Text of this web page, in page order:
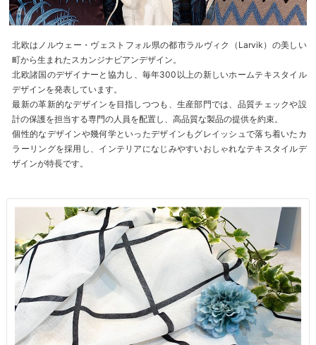
北欧はノルウェー・ヴェストフォル県の都市ラルヴィク（Larvik）の美しい
町から生まれたスカンジナビアンデザイン。
北欧諸国のデザイナーと協力し、毎年300以上の新しいホームテキスタイル
デザインを発表しています。
最新の革新的なデザインを目指しつつも、生産部門では、品質チェックや設
計の保護を担当する専門の人員を配置し、高品質な製品の提供を約束。
個性的なデザインや幾何学といったデザインもグレイッシュで落ち着いたカ
ラーリングを採用し、インテリアになじみやすいおしゃれなテキスタイルデ
ザインが特長です。